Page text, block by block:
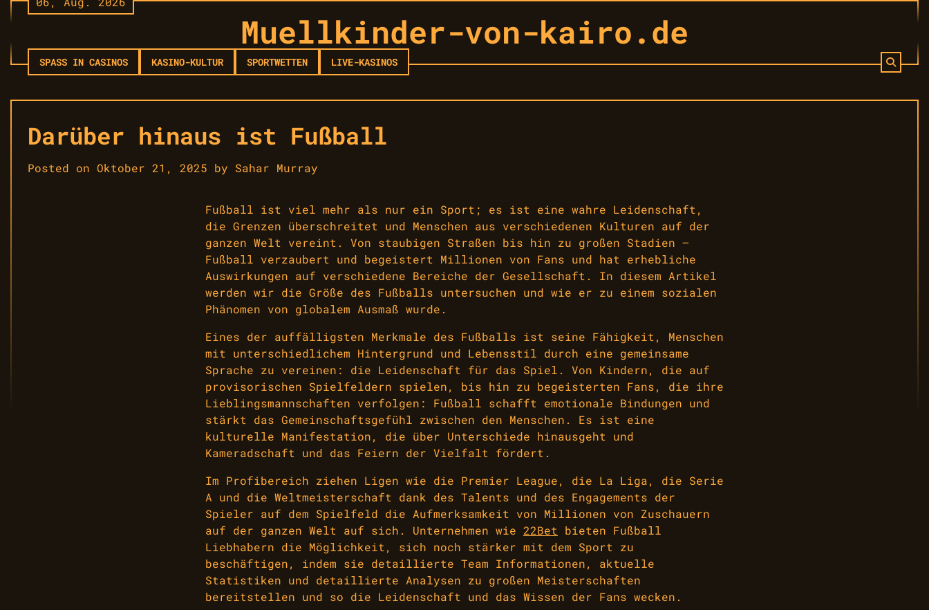
Skip
to
Muellkinder-von-kairo.de
SPASS IN CASINOS KASINO-KULTUR SPORTWETTEN LIVE-KASINOS
Darüber hinaus ist Fußball
Posted on Oktober 21, 2025 by Sahar Murray
Fußball ist viel mehr als nur ein Sport; es ist eine wahre Leidenschaft,
die Grenzen überschreitet und Menschen aus verschiedenen Kulturen auf der
ganzen Welt vereint. Von staubigen Straßen bis hin zu großen Stadien –
Fußball verzaubert und begeistert Millionen von Fans und hat erhebliche
Auswirkungen auf verschiedene Bereiche der Gesellschaft. In diesem Artikel
werden wir die Größe des Fußballs untersuchen und wie er zu einem sozialen
Phänomen von globalem Ausmaß wurde.
Eines der auffälligsten Merkmale des Fußballs ist seine Fähigkeit, Menschen
mit unterschiedlichem Hintergrund und Lebensstil durch eine gemeinsame
Sprache zu vereinen: die Leidenschaft für das Spiel. Von Kindern, die auf
provisorischen Spielfeldern spielen, bis hin zu begeisterten Fans, die ihre
Lieblingsmannschaften verfolgen: Fußball schafft emotionale Bindungen und
stärkt das Gemeinschaftsgefühl zwischen den Menschen. Es ist eine
kulturelle Manifestation, die über Unterschiede hinausgeht und
Kameradschaft und das Feiern der Vielfalt fördert.
Im Profibereich ziehen Ligen wie die Premier League, die La Liga, die Serie
A und die Weltmeisterschaft dank des Talents und des Engagements der
Spieler auf dem Spielfeld die Aufmerksamkeit von Millionen von Zuschauern
auf der ganzen Welt auf sich. Unternehmen wie 22Bet bieten Fußball
Liebhabern die Möglichkeit, sich noch stärker mit dem Sport zu
beschäftigen, indem sie detaillierte Team Informationen, aktuelle
Statistiken und detaillierte Analysen zu großen Meisterschaften
bereitstellen und so die Leidenschaft und das Wissen der Fans wecken.